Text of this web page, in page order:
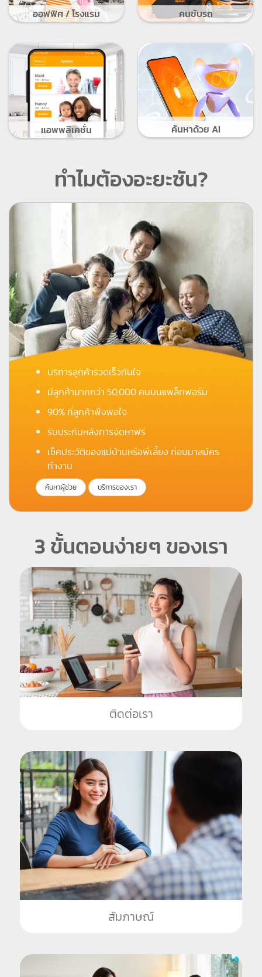
ออฟฟิศ / โรงแรม คนขับรถ
แอพพลิเคชั่น ค้นหาด้วย AI
ทำไมต้องอะยะซัน?
บริการลูกค้ารวดเร็วทันใจ
มีลูกค้ามากกว่า 50,000 คนบนแพล็ทฟอร์ม
90% ที่ลูกค้าพึงพอใจ
รับประกันหลังการจัดหาฟรี
เช็คประวัติของแม่บ้านหรือพี่เลี้ยง ก่อนมาสมัคร
ทำงาน
ค้นหาผู้ช่วย บริการของเรา
3 ขั้นตอนง่ายๆ ของเรา
ติดต่อเรา
สัมภาษณ์